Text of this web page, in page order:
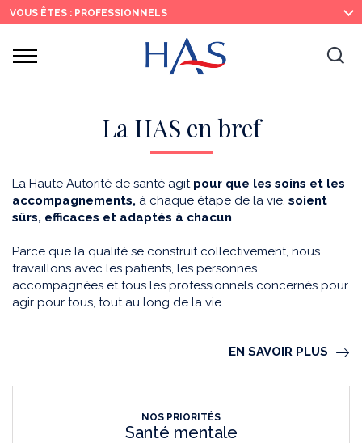
Recherche
Menu
principal
Contenu
principal
VOUS ÊTES : PROFESSIONNELS
Ouvrir
La HAS en bref
La Haute Autorité de santé agit pour que les soins et les
accompagnements, à chaque étape de la vie, soient
sûrs, efficaces et adaptés à chacun.
Parce que la qualité se construit collectivement, nous
travaillons avec les patients, les personnes
accompagnées et tous les professionnels concernés pour
agir pour tous, tout au long de la vie.
EN SAVOIR PLUS
NOS PRIORITÉS
Santé mentale